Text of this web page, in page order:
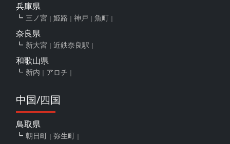
兵庫県
三ノ宮 姫路 神戸 魚町
奈良県
新大宮 近鉄奈良駅
和歌山県
新内 アロチ
中国/四国
鳥取県
朝日町 弥生町